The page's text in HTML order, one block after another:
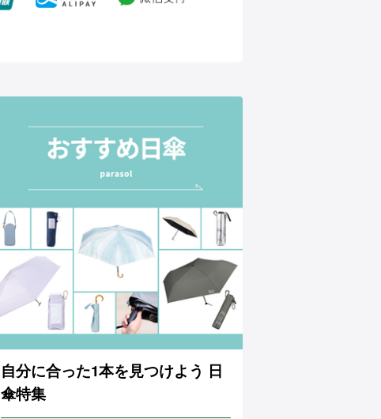
自分に合った1本を見つけよう 日
傘特集